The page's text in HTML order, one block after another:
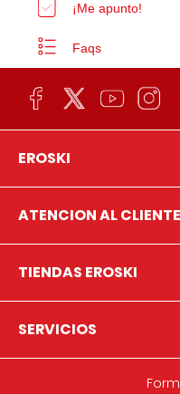
¡Me apunto!
Faqs
EROSKI
ATENCION AL CLIENTE
TIENDAS EROSKI
SERVICIOS